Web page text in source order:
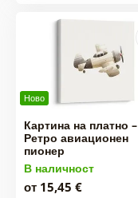
Ново
Картина на платно –
Ретро авиационен
пионер
В наличност
от 15,45 €